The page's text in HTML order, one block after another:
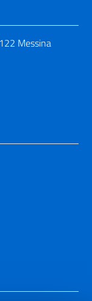
Messina